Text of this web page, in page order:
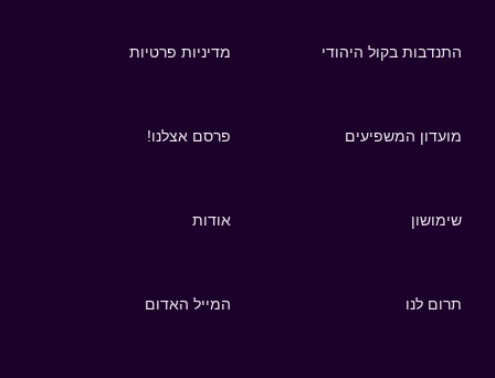
התנדבות בקול היהודי מדיניות פרטיות
מועדון המשפיעים פרסם אצלנו!
שימושון אודות
תרום לנו המייל האדום